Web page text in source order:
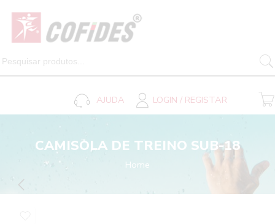
Search
for:
AJUDA LOGIN / REGISTAR
CAMISOLA DE TREINO SUB-18
Home